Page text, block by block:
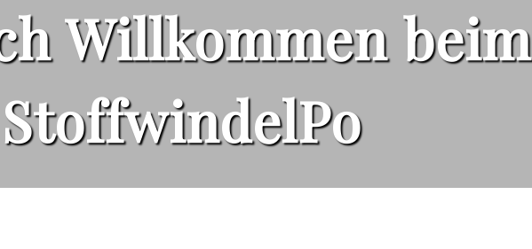
Willkommen beim
StoffwindelPo